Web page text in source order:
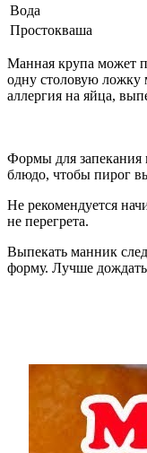
Вода
Простокваша
Манная крупа может
одну столовую ложку
аллергия на яйца,
Формы для запекания
блюдо, чтобы пирог
Не рекомендуется
не перегрета.
Выпекать манник
форму. Лучше